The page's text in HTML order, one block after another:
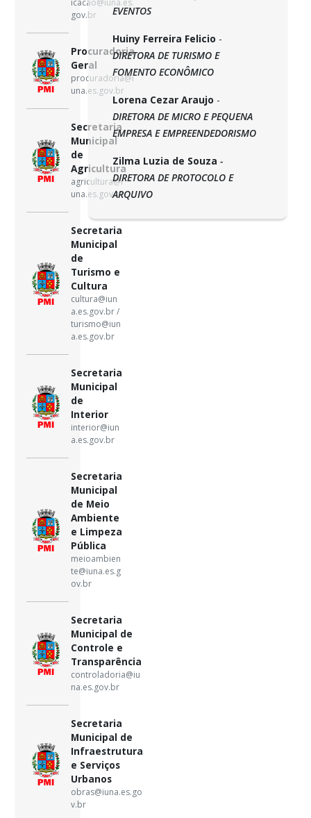
icacao@iuna.es.
gov.br
Procuradoria
Geral
procuradoria@i
una.es.gov.br
Secretaria
Municipal
de
Agricultura
agricultura@i
una.es.gov.br
Secretaria
Municipal
de
Turismo e
Cultura
cultura@iun
a.es.gov.br /
turismo@iun
a.es.gov.br
Secretaria
Municipal
de
Interior
interior@iun
a.es.gov.br
Secretaria
Municipal
de Meio
Ambiente
e Limpeza
Pública
meioambien
te@iuna.es.g
ov.br
Secretaria
Municipal de
Controle e
Transparência
controladoria@iu
na.es.gov.br
Secretaria
Municipal de
Infraestrutura
e Serviços
Urbanos
obras@iuna.es.go
v.br
EVENTOS
Huiny Ferreira Felicio -
DIRETORA DE TURISMO E
FOMENTO ECONÔMICO
Lorena Cezar Araujo -
DIRETORA DE MICRO E PEQUENA
EMPRESA E EMPREENDEDORISMO
Zilma Luzia de Souza -
DIRETORA DE PROTOCOLO E
ARQUIVO